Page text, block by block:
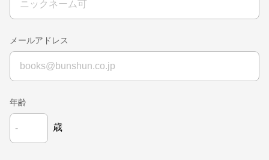
メールアドレス
年齢
歳